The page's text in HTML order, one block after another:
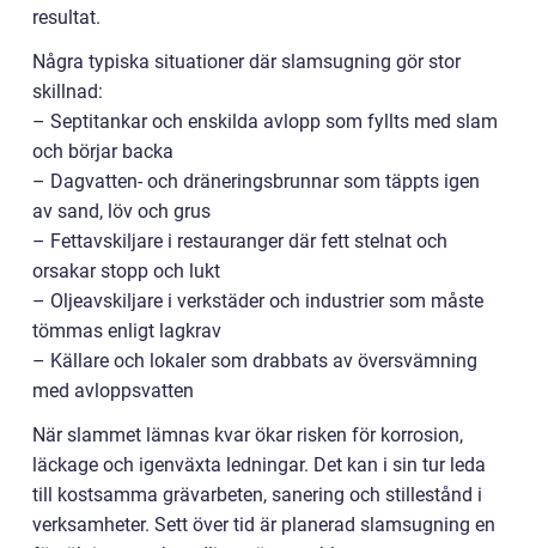
resultat.
Några typiska situationer där slamsugning gör stor
skillnad:
– Septitankar och enskilda avlopp som fyllts med slam
och börjar backa
– Dagvatten- och dräneringsbrunnar som täppts igen
av sand, löv och grus
– Fettavskiljare i restauranger där fett stelnat och
orsakar stopp och lukt
– Oljeavskiljare i verkstäder och industrier som måste
tömmas enligt lagkrav
– Källare och lokaler som drabbats av översvämning
med avloppsvatten
När slammet lämnas kvar ökar risken för korrosion,
läckage och igenväxta ledningar. Det kan i sin tur leda
till kostsamma grävarbeten, sanering och stillestånd i
verksamheter. Sett över tid är planerad slamsugning en